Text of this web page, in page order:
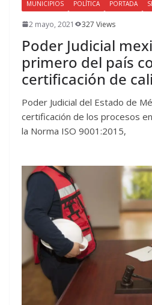
MUNICIPIOS POLÍTICA PORTADA
2 mayo, 2021 327 Views
Poder Judicial
primero del país
certificación de
Poder Judicial del Estado de
certificación de los procesos
la Norma ISO 9001:2015,